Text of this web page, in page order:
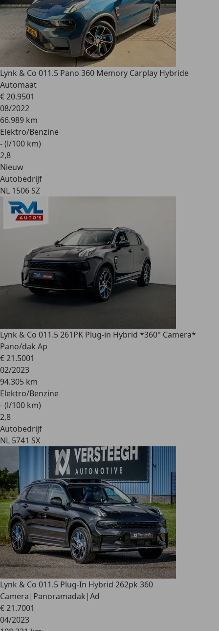
Lynk & Co 011.5 Pano 360 Memory Carplay Hybride
Automaat
€ 20.9501
08/2022
66.989 km
Elektro/Benzine
- (l/100 km)
2,8
Nieuw
Autobedrijf
NL 1506 SZ
Lynk & Co 011.5 261PK Plug-in Hybrid *360° Camera*
Pano/dak Ap
€ 21.5001
02/2023
94.305 km
Elektro/Benzine
- (l/100 km)
2,8
Autobedrijf
NL 5741 SX
Lynk & Co 011.5 Plug-In Hybrid 262pk 360
Camera|Panoramadak|Ad
€ 21.7001
04/2023